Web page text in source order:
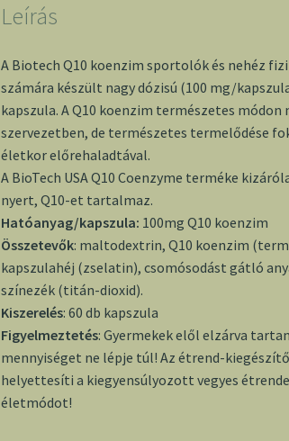
Leírás
A Biotech Q10 koenzim sportolók és nehéz
számára készült nagy dózisú (100 mg/
kapszula. A Q10 koenzim természetes
szervezetben, de természetes termelődése
életkor előrehaladtával.
A BioTech USA Q10 Coenzyme terméke
nyert, Q10-et tartalmaz.
Hatóanyag/kapszula: 100mg Q10 koenzim
Összetevők: maltodextrin, Q10 koenzim
kapszulahéj (zselatin), csomósodást gátló
színezék (titán-dioxid).
Kiszerelés: 60 db kapszula
Figyelmeztetés: Gyermekek elől elzárva
mennyiséget ne lépje túl! Az étrend-
helyettesíti a kiegyensúlyozott vegyes
életmódot!